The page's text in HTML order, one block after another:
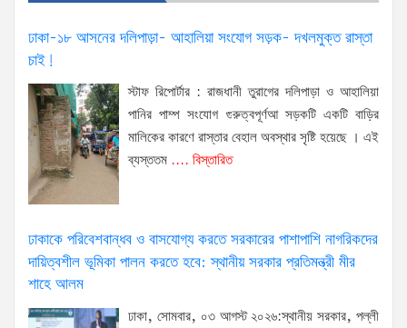
ঢাকা-১৮ আসনের দলিপাড়া- আহালিয়া সংযোগ সড়ক- দখলমুক্ত রাস্তা
চাই!
স্টাফ রিপোর্টার : রাজধানী তুরাগের দলিপাড়া ও আহালিয়া
পানির পাম্প সংযোগ গুরুত্বপূর্ণআ সড়কটি একটি বাড়ির
মালিকের কারণে রাস্তার বেহাল অবস্থার সৃষ্টি হয়েছে । এই
ব্যস্ততম .... বিস্তারিত
ঢাকাকে পরিবেশবান্ধব ও বাসযোগ্য করতে সরকারের পাশাপাশি নাগরিকদের
দায়িত্বশীল ভূমিকা পালন করতে হবে: স্থানীয় সরকার প্রতিমন্ত্রী মীর
শাহে আলম
ঢাকা, সোমবার, ০৩ আগস্ট ২০২৬:স্থানীয় সরকার, পল্লী